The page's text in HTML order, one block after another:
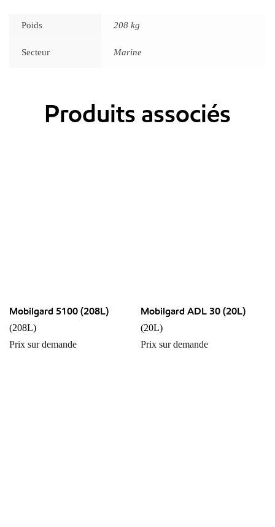
Poids 208 kg
Secteur Marine
Produits associés
Mobilgard 5100 (208L)
(208L)
Prix sur demande
Mobilgard ADL 30 (20L)
(20L)
Prix sur demande